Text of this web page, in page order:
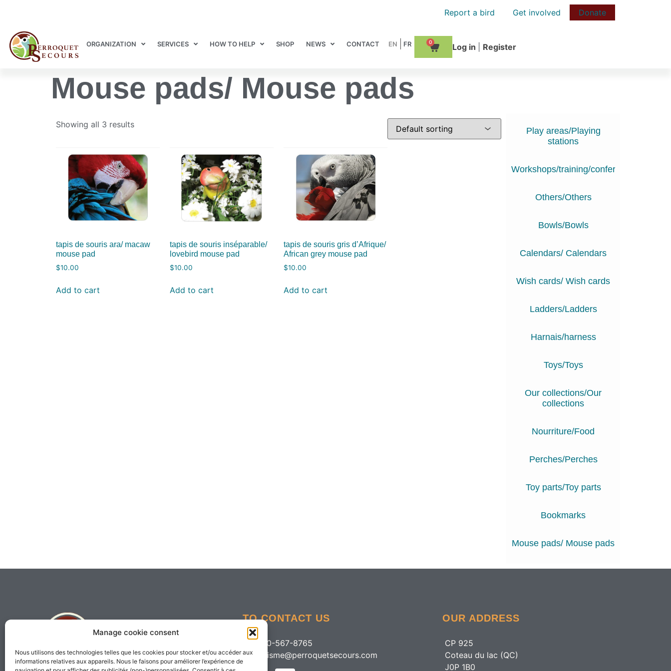
Manage cookie consent
Nous utilisons des technologies telles que les cookies pour stocker et/ou accéder aux
informations relatives aux appareils. Nous le faisons pour améliorer l’expérience de
Report a bird Get involved Donate
ORGANIZATION SERVICES HOW TO HELP SHOP NEWS CONTACT 0 Log in Register
Mouse pads/ Mouse pads
Showing all 3 results
tapis de souris ara/ macaw
mouse pad
$10.00
Add to cart
tapis de souris inséparable/
lovebird mouse pad
$10.00
Add to cart
tapis de souris gris d’Afrique/
African grey mouse pad
$10.00
Add to cart
Play areas/Playing
stations
Workshops/training/conferences
Others/Others
Bowls/Bowls
Calendars/ Calendars
Wish cards/ Wish cards
Ladders/Ladders
Harnais/harness
Toys/Toys
Our collections/Our
collections
Nourriture/Food
Perches/Perches
Toy parts/Toy parts
Bookmarks
Mouse pads/ Mouse pads
TO CONTACT US
+1 450-567-8765
organisme@perroquetsecours.com
OUR ADDRESS
CP 925
Coteau du lac (QC)
J0P 1B0